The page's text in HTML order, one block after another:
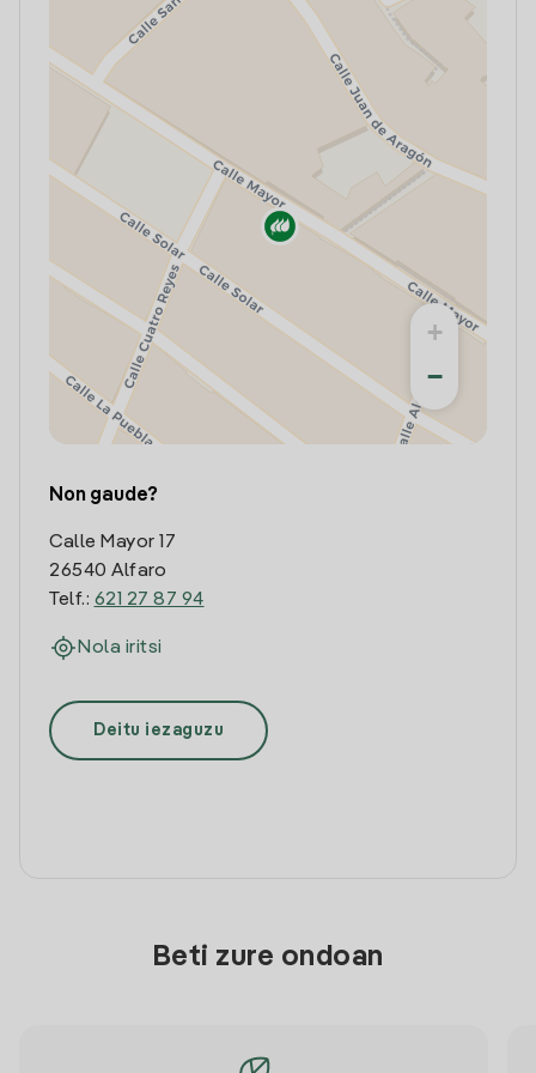
+
−
Non gaude?
Calle Mayor 17
26540 Alfaro
Telf.: 621 27 87 94
Nola iritsi
Deitu iezaguzu
Beti zure ondoan